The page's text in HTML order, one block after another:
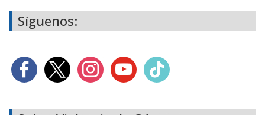
Síguenos: